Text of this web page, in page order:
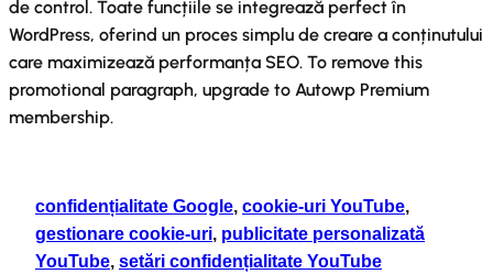
de control. Toate funcțiile se integrează perfect în
WordPress, oferind un proces simplu de creare a conținutului
care maximizează performanța SEO. To remove this
promotional paragraph, upgrade to Autowp Premium
membership.
confidențialitate Google, cookie-uri YouTube
gestionare cookie-uri, publicitate personalizată
YouTube, setări confidențialitate YouTube